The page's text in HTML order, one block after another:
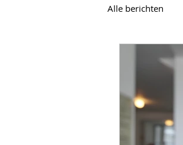
Alle berichten